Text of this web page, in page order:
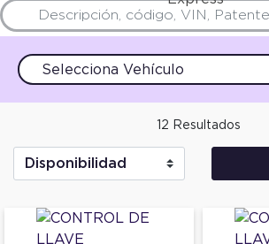
Selecciona Vehículo
12 Resultados